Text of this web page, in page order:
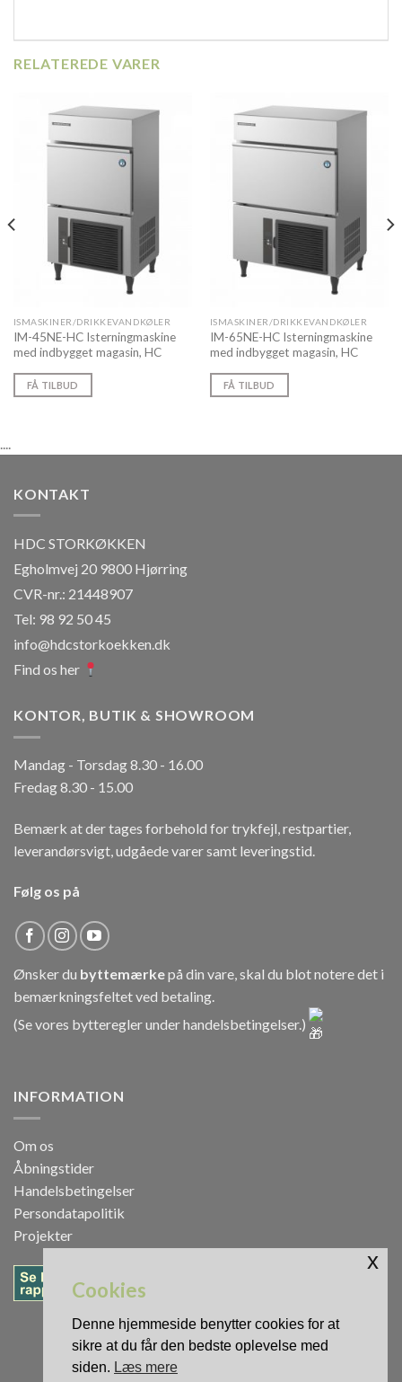
RELATEREDE VARER
ISMASKINER/DRIKKEVANDKØLER
IM-45NE-HC Isterningmaskine
med indbygget magasin, HC
FÅ TILBUD
ISMASKINER/DRIKKEVANDKØLER
IM-65NE-HC Isterningmaskine
med indbygget magasin, HC
FÅ TILBUD
KONTAKT
HDC STORKØKKEN
Egholmvej 20 9800 Hjørring
CVR-nr.: 21448907
Tel: 98 92 50 45
info@hdcstorkoekken.dk
Find os her
KONTOR, BUTIK & SHOWROOM
Mandag - Torsdag 8.30 - 16.00
Fredag 8.30 - 15.00
Bemærk at der tages forbehold for trykfejl, restpartier,
leverandørsvigt, udgåede varer samt leveringstid.
Følg os på
Ønsker du byttemærkepå din vare, skal du blot notere det i
bemærkningsfeltet ved betaling.
(Se vores bytteregler underhandelsbetingelser.)
INFORMATION
Om os
Åbningstider
Handelsbetingelser
Persondatapolitik
Projekter
Cookies
Denne hjemmeside benytter cookies for at
sikre at du får den bedste oplevelse med
siden. Læs mere
x